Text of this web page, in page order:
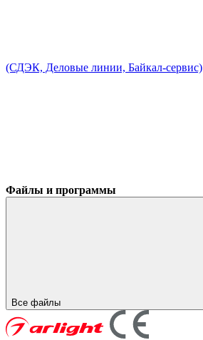
(СДЭК, Деловые линии, Байкал-сервис)
Файлы и программы
Все файлы